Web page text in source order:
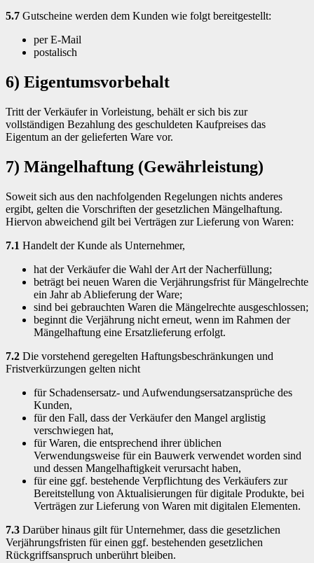
5.7 Gutscheine werden dem Kunden wie folgt bereitgestellt:
per E-Mail
postalisch
6) Eigentumsvorbehalt
Tritt der Verkäufer in Vorleistung, behält er sich bis zur
vollständigen Bezahlung des geschuldeten Kaufpreises das
Eigentum an der gelieferten Ware vor.
7) Mängelhaftung (Gewährleistung)
Soweit sich aus den nachfolgenden Regelungen nichts anderes
ergibt, gelten die Vorschriften der gesetzlichen Mängelhaftung.
Hiervon abweichend gilt bei Verträgen zur Lieferung von Waren:
7.1 Handelt der Kunde als Unternehmer,
hat der Verkäufer die Wahl der Art der Nacherfüllung;
beträgt bei neuen Waren die Verjährungsfrist für Mängelrechte
ein Jahr ab Ablieferung der Ware;
sind bei gebrauchten Waren die Mängelrechte ausgeschlossen;
beginnt die Verjährung nicht erneut, wenn im Rahmen der
Mängelhaftung eine Ersatzlieferung erfolgt.
7.2 Die vorstehend geregelten Haftungsbeschränkungen und
Fristverkürzungen gelten nicht
für Schadensersatz- und Aufwendungsersatzansprüche des
Kunden,
für den Fall, dass der Verkäufer den Mangel arglistig
verschwiegen hat,
für Waren, die entsprechend ihrer üblichen
Verwendungsweise für ein Bauwerk verwendet worden sind
und dessen Mangelhaftigkeit verursacht haben,
für eine ggf. bestehende Verpflichtung des Verkäufers zur
Bereitstellung von Aktualisierungen für digitale Produkte, bei
Verträgen zur Lieferung von Waren mit digitalen Elementen.
7.3 Darüber hinaus gilt für Unternehmer, dass die gesetzlichen
Verjährungsfristen für einen ggf. bestehenden gesetzlichen
Rückgriffsanspruch unberührt bleiben.